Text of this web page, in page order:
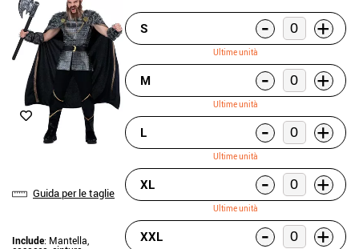
Guida per le taglie
Include: Mantella,
S - +
Ultime unità
M - +
Ultime unità
L - +
Ultime unità
XL - +
Ultime unità
XXL - +